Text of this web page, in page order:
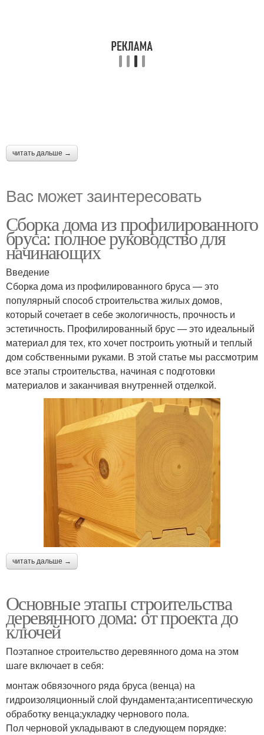
читать дальше →
Вас может заинтересовать
Сборка дома из профилированного
бруса: полное руководство для
начинающих
Введение
Сборка дома из профилированного бруса — это
популярный способ строительства жилых домов,
который сочетает в себе экологичность, прочность и
эстетичность. Профилированный брус — это идеальный
материал для тех, кто хочет построить уютный и теплый
дом собственными руками. В этой статье мы рассмотрим
все этапы строительства, начиная с подготовки
материалов и заканчивая внутренней отделкой.
читать дальше →
Основные этапы строительства
деревянного дома: от проекта до
ключей
Поэтапное строительство деревянного дома на этом
шаге включает в себя:
монтаж обвязочного ряда бруса (венца) на
гидроизоляционный слой фундамента;антисептическую
обработку венца;укладку чернового пола.
Пол черновой укладывают в следующем порядке: